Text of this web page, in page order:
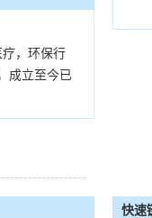
，环保行
成立至今已
快速